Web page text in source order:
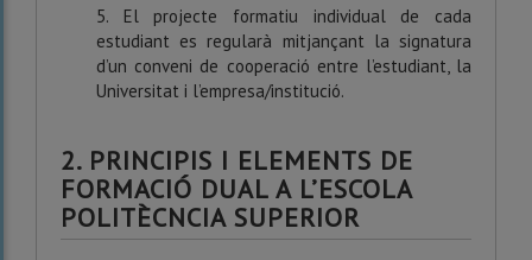
5. El projecte formatiu individual de cada
estudiant es regularà mitjançant la signatura
d’un conveni de cooperació entre l’estudiant, la
Universitat i l’empresa/institució.
2. PRINCIPIS I ELEMENTS DE
FORMACIÓ DUAL A L’ESCOLA
POLITÈCNCIA SUPERIOR